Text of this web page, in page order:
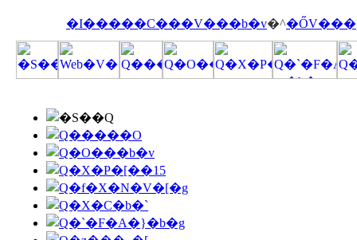
�I�����C���V���b�v�^�ŐV���